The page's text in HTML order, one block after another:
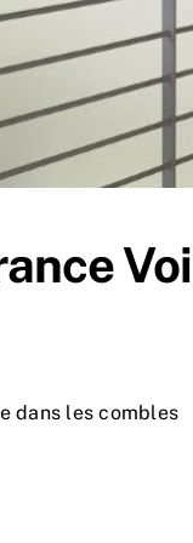
dans les combles